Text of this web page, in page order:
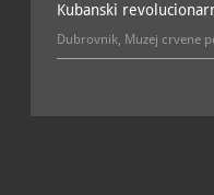
Kubanski
Dubrovnik, Muzej crvene